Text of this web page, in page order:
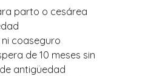
parto o cesárea
coaseguro
de 10 meses sin
antigüedad